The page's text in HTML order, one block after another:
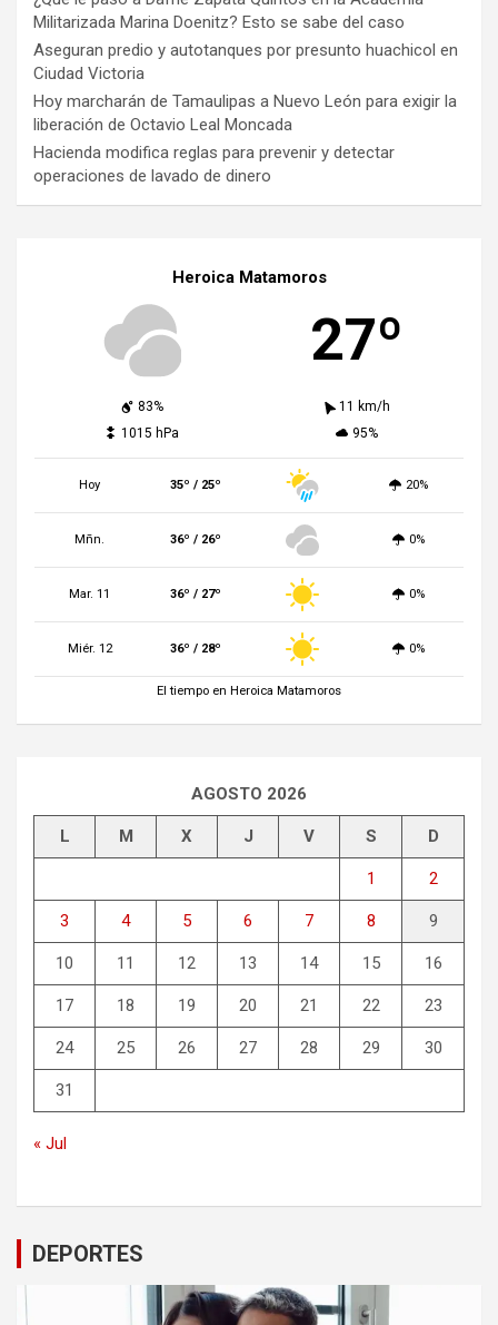
Militarizada Marina Doenitz? Esto se sabe del caso
Aseguran predio y autotanques por presunto huachicol en
Ciudad Victoria
Hoy marcharán de Tamaulipas a Nuevo León para exigir la
liberación de Octavio Leal Moncada
Hacienda modifica reglas para prevenir y detectar
operaciones de lavado de dinero
Heroica Matamoros
27º
83%
11 km/h
1015 hPa
95%
Hoy 35º / 25º 20%
Mñn. 36º / 26º 0%
Mar. 11 36º / 27º 0%
Miér. 12 36º / 28º 0%
El tiempo en Heroica Matamoros
AGOSTO 2026
L M X J V S D
1 2
3 4 5 6 7 8 9
10 11 12 13 14 15 16
17 18 19 20 21 22 23
24 25 26 27 28 29 30
31
« Jul
DEPORTES